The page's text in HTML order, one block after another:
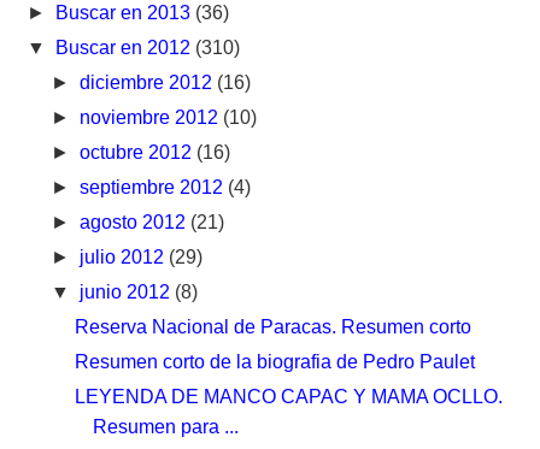
► Buscar en 2013 (36)
▼ Buscar en 2012 (310)
► diciembre 2012 (16)
► noviembre 2012 (10)
► octubre 2012 (16)
► septiembre 2012 (4)
► agosto 2012 (21)
► julio 2012 (29)
▼ junio 2012 (8)
Reserva Nacional de Paracas. Resumen corto
Resumen corto de la biografia de Pedro Paulet
LEYENDA DE MANCO CAPAC Y MAMA OCLLO.
Resumen para ...